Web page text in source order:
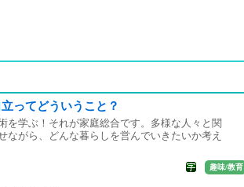
てどういうこと？
を学ぶ！それが家庭総合です。多様な人々と関
ながら、どんな暮らしを営んでいきたいか考え
趣味/教育